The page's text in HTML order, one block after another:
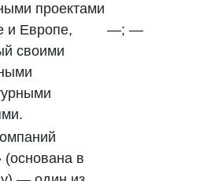
проектами
и Европе,
своими
—; —
в